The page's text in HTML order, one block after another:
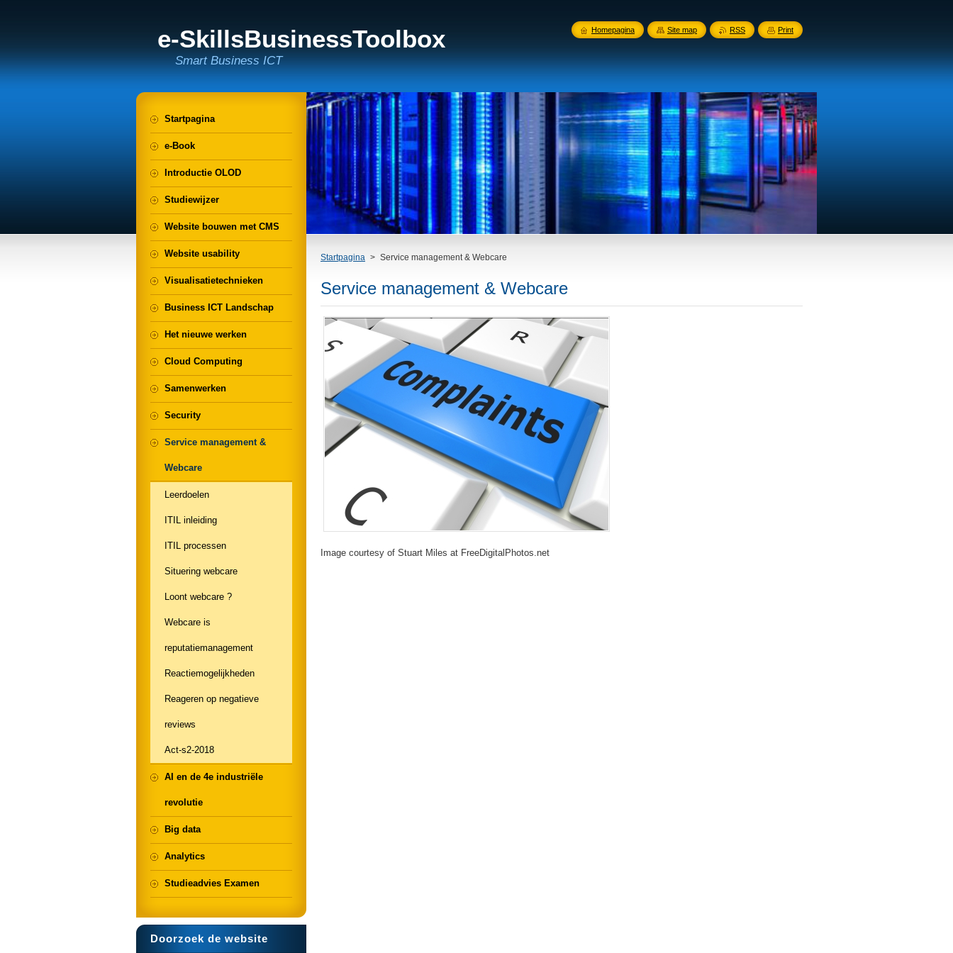
e-SkillsBusinessToolbox
Smart Business ICT
Startpagina > Service management & Webcare
Service management & Webcare
Image courtesy of Stuart Miles at FreeDigitalPhotos.net
Startpagina
e-Book
Introductie OLOD
Studiewijzer
Website bouwen met CMS
Website usability
Visualisatietechnieken
Business ICT Landschap
Het nieuwe werken
Cloud Computing
Samenwerken
Security
Service management &
Webcare
Leerdoelen
ITIL inleiding
ITIL processen
Situering webcare
Loont webcare ?
Webcare is
reputatiemanagement
Reactiemogelijkheden
Reageren op negatieve
reviews
Act-s2-2018
AI en de 4e industriële
revolutie
Big data
Analytics
Studieadvies Examen
Doorzoek de website
Homepagina Site map RSS Print